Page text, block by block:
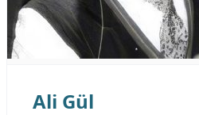
Ali Gül